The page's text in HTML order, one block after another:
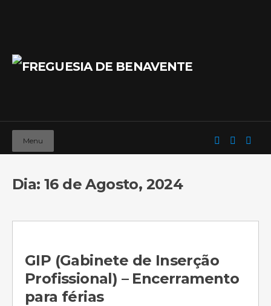
Menu
Dia: 16 de Agosto, 2024
GIP (Gabinete de Inserção
Profissional) – Encerramento
para férias